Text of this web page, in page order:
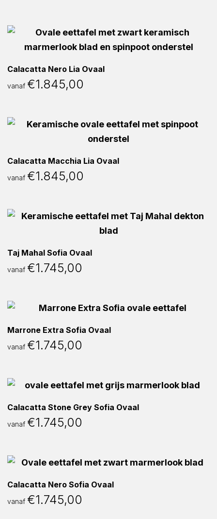
Calacatta Nero Lia Ovaal
vanaf €1.845,00
Calacatta Macchia Lia Ovaal
vanaf €1.845,00
Taj Mahal Sofia Ovaal
vanaf €1.745,00
Marrone Extra Sofia Ovaal
vanaf €1.745,00
Calacatta Stone Grey Sofia Ovaal
vanaf €1.745,00
Calacatta Nero Sofia Ovaal
vanaf €1.745,00